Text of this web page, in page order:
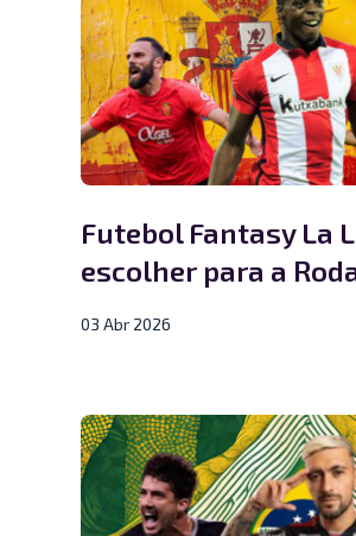
Futebol Fantasy La
escolher para a
03 Abr 2026